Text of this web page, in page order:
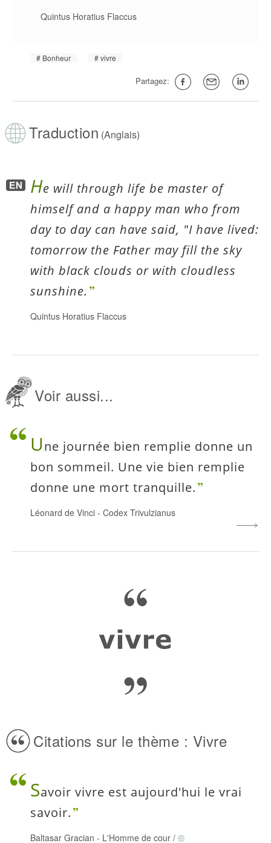
Quintus Horatius Flaccus
Bonheur vivre
Partagez:
Traduction (Anglais)
He will through life be master of
himself and a happy man who from
day to day can have said, "I have lived:
tomorrow the Father may fill the sky
with black clouds or with cloudless
sunshine.
Quintus Horatius Flaccus
Voir aussi...
Une journée bien remplie donne un
bon sommeil. Une vie bien remplie
donne une mort tranquille.
Léonard de Vinci - Codex Trivulzianus
Citations sur le thème : Vivre
Savoir vivre est aujourd'hui le vrai
savoir.
Baltasar Gracian - L'Homme de cour /